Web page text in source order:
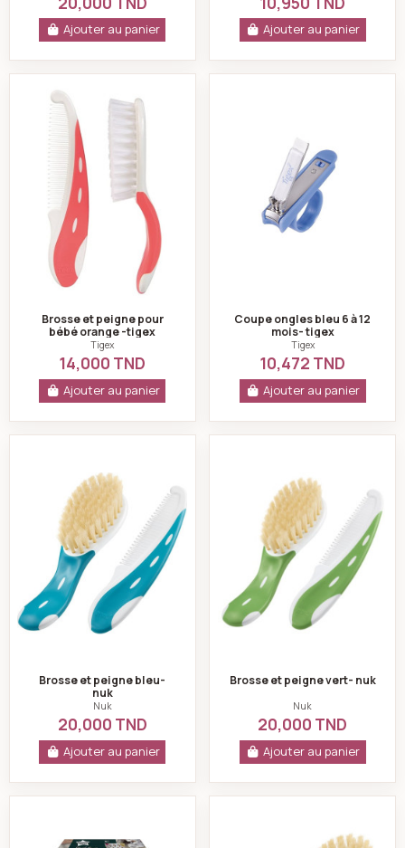
Ajouter au panier Ajouter au panier
Brosse et peigne pour
bébé orange -tigex
Tigex
14,000 TND
Ajouter au panier
Coupe ongles bleu 6 à 12
mois- tigex
Tigex
10,472 TND
Ajouter au panier
Brosse et peigne bleu-
nuk
Nuk
20,000 TND
Ajouter au panier
Brosse et peigne vert- nuk
Nuk
20,000 TND
Ajouter au panier